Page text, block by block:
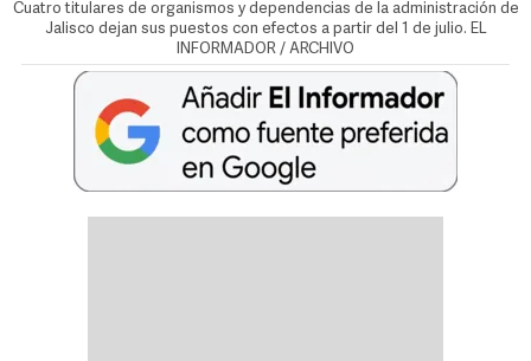
Cuatro titulares de organismos y dependencias de la administración de
Jalisco dejan sus puestos con efectos a partir del 1 de julio. EL
INFORMADOR / ARCHIVO